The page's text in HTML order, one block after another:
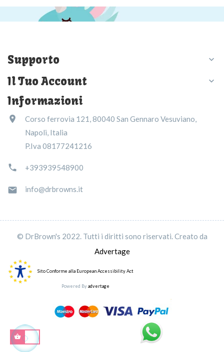
Supporto 
Il Tuo Account 
Informazioni

Corso ferrovia 121, 80040 San Gennaro Vesuviano,
Napoli, Italia
P.Iva 08177241216
 +393939548900
 info@drbrowns.it
© DrBrown's 2022. Tutti i diritti sono riservati. Creato da
Advertage
Sito Conforme alla European Accessibility Act
Powered Byadvertage